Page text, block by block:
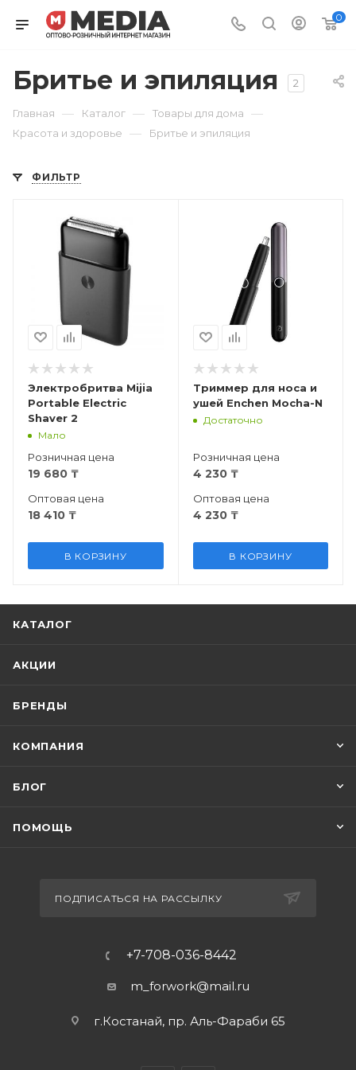
0
Бритье и эпиляция 2
Главная — Каталог — Товары для дома —
Красота и здоровье — Бритье и эпиляция
ФИЛЬТР
Электробритва Mijia
Portable Electric
Shaver 2
Мало
Розничная цена
19 680 ₸
Оптовая цена
18 410 ₸
В КОРЗИНУ
Триммер для носа и
ушей Enchen Mocha-N
Достаточно
Розничная цена
4 230₸
Оптовая цена
4 230₸
В КОРЗИНУ
КАТАЛОГ
АКЦИИ
БРЕНДЫ
КОМПАНИЯ
БЛОГ
ПОМОЩЬ
ПОДПИСАТЬСЯ НА РАССЫЛКУ
+7-708-036-8442
m_forwork@mail.ru
г.Костанай, пр. Аль-Фараби 65